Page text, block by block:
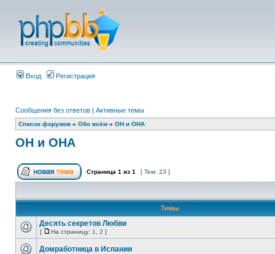
Вход Регистрация
Сообщения без ответов | Активные темы
Список форумов » Обо всём » ОН и ОНА
ОН и ОНА
Страница 1 из 1 [ Тем: 23 ]
Темы
Десять секретов Любви
[ На страницу: 1 2 ]
Домработница в Испании